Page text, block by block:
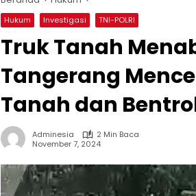
Hukum Investigasi TNI-POLRI
Truk Tanah
Tangerang
Tanah dan
Adminesia
2 Min Baca
November 7, 2024